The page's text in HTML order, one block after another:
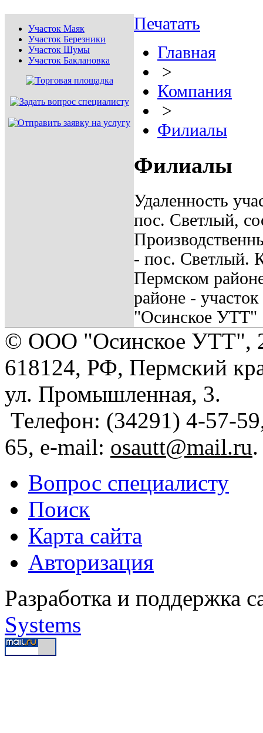
Участок Маяк
Участок Березники
Участок Шумы
Участок Баклановка
Печатать
Главная
>
Компания
>
Филиалы
Филиалы
Удаленность
пос. Светлый,
- пос. Светлый.
Пермском
районе -
"Осинское УТТ"
© ООО "Осинское УТТ",
618124, РФ, Пермский
ул. Промышленная, 3.
Телефон: (34291) 4-57-
65, e-mail: osautt@mail.ru.
Вопрос специалисту
Поиск
Карта сайта
Авторизация
Разработка и поддержка
Systems